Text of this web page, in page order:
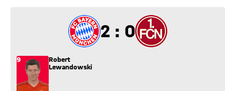
2 zu 0
2 : 0
9
Robert
Lewandowski